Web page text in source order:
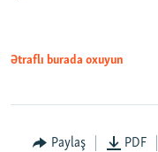
Ətraflı burada oxuyun
Paylaş PDF